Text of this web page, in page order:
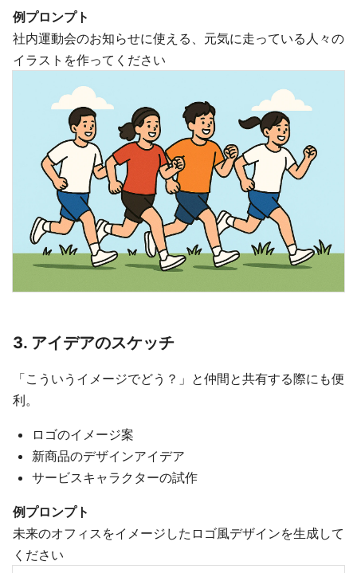
例プロンプト
社内運動会のお知らせに使える、元気に走っている人々の
イラストを作ってください
3. アイデアのスケッチ
「こういうイメージでどう？」と仲間と共有する際にも便
利。
ロゴのイメージ案
新商品のデザインアイデア
サービスキャラクターの試作
例プロンプト
未来のオフィスをイメージしたロゴ風デザインを生成して
ください